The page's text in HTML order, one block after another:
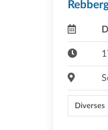
Diverses